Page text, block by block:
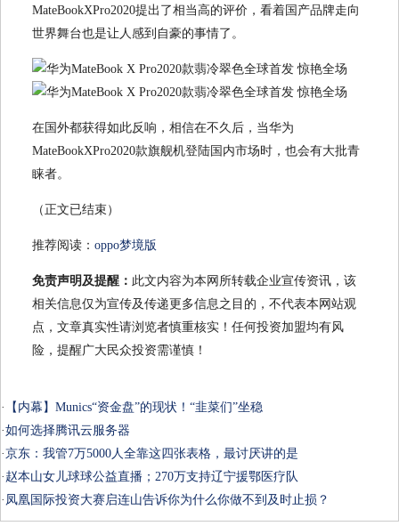
MateBookXPro2020提出了相当高的评价，看着国产品牌走向
世界舞台也是让人感到自豪的事情了。
在国外都获得如此反响，相信在不久后，当华为
MateBookXPro2020款旗舰机登陆国内市场时，也会有大批青
睐者。
（正文已结束）
推荐阅读： oppo梦境版
免责声明及提醒： 此文内容为本网所转载企业宣传资讯，该
相关信息仅为宣传及传递更多信息之目的，不代表本网站观
点，文章真实性请浏览者慎重核实！任何投资加盟均有风
险，提醒广大民众投资需谨慎！
·
【内幕】Munics“资金盘”的现状！“韭菜们”坐稳
·如何选择腾讯云服务器
·京东：我管7万5000人全靠这四张表格，最讨厌讲的是
· 赵本山女儿球球公益直播；270万支持辽宁援鄂医疗队
· 凤凰国际投资大赛启连山告诉你为什么你做不到及时止损？